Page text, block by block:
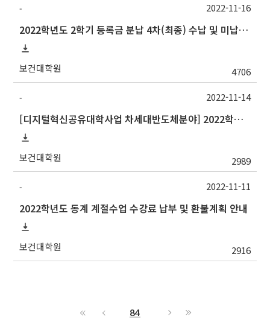
-
2022학년도 2학기 등록금 분납 4차(최종) 수납 및 미납자 제적 예정 안내
보건대학원 4706
2022-11-16
-
[디지털혁신공유대학사업 차세대반도체분야] 2022학년도 중앙대학교 동계 계절수업 교류 수학 안내
보건대학원 2989
2022-11-14
-
2022학년도 동계 계절수업 수강료 납부 및 환불계획 안내
보건대학원 2916
2022-11-11
84